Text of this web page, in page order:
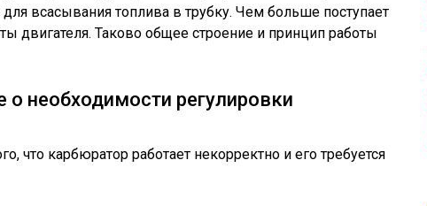
всасывания топлива в трубку. Чем больше поступает
двигателя. Таково общее строение и принцип работы
о необходимости регулировки
что карбюратор работает некорректно и его требуется